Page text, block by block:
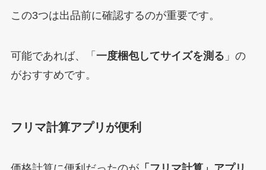
この3つは出品前に確認するのが重要です。
可能であれば、「 一度梱包してサイズを測る 」の
がおすすめです。
フリマ計算アプリが便利